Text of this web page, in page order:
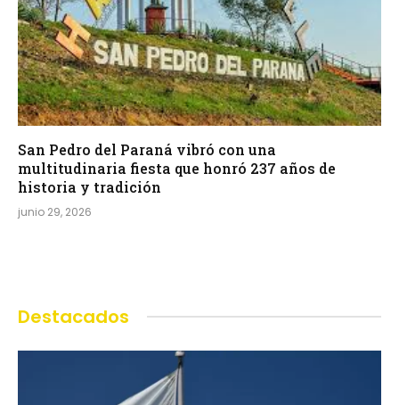
San Pedro del Paraná vibró con una
multitudinaria fiesta que honró 237 años de
historia y tradición
junio 29, 2026
Destacados